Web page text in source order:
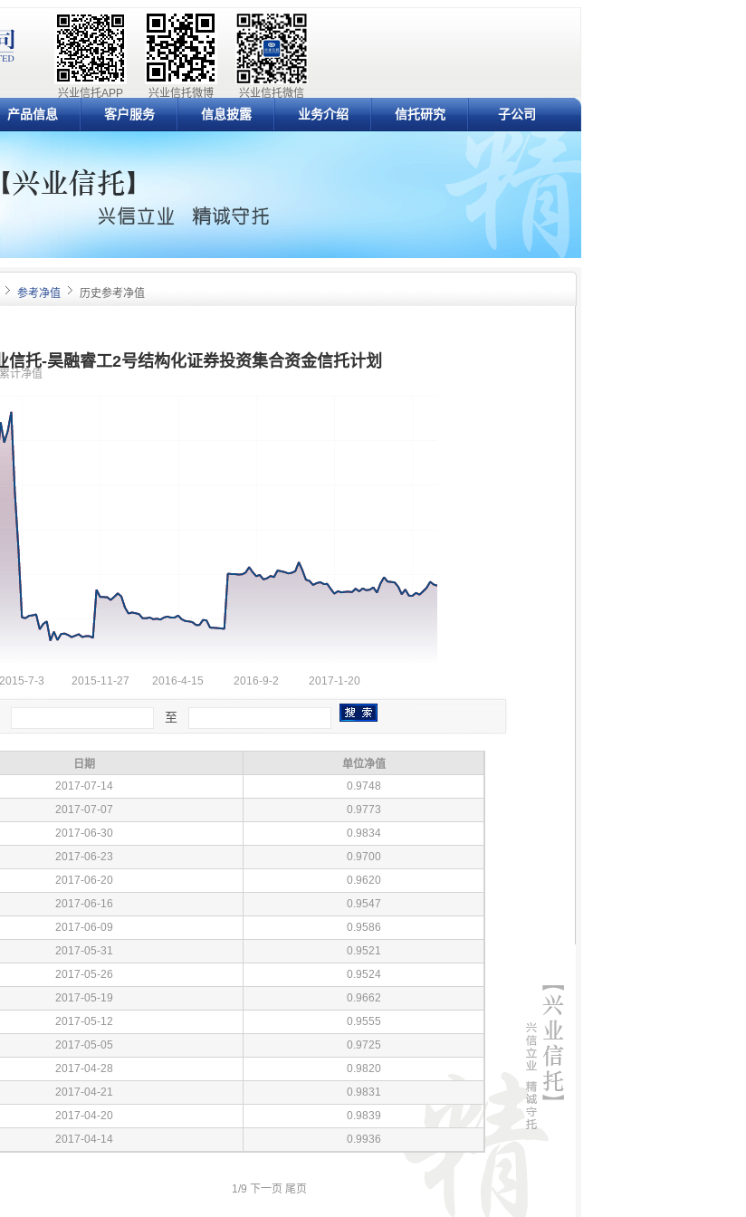
兴业信托微信
兴业信托微博
兴业信托APP
产品信息 客户服务 信息披露 业务介绍 信托研究 子公司
参考净值 历史参考净值
至